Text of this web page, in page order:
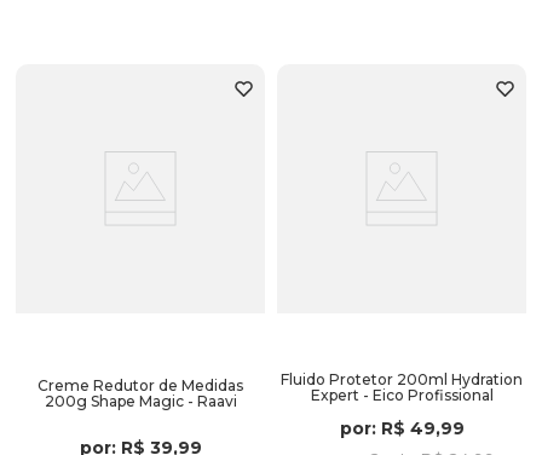
Creme Redutor de Medidas
200g Shape Magic - Raavi
por: R$ 39,99
Fluido Protetor 200ml Hydration
Expert - Eico Profissional
por: R$ 49,99